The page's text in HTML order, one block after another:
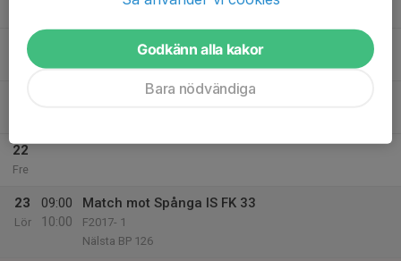
20
Ons
Fotbollsträning
22
Fre
23
Lör
09:00
10:00
Match mot Spånga IS FK 33
F2017- 1
Nälsta BP 126
Godkänn alla kakor
Bara nödvändiga